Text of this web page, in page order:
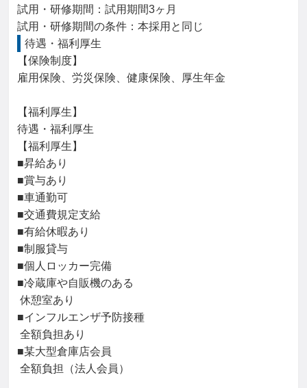
試用・研修期間：試用期間3ヶ月
待遇・福利厚生
【保険制度】
雇用保険、労災保険、健康保険、厚生年金
【福利厚生】
待遇・福利厚生
【福利厚生】
■昇給あり
■賞与あり
■車通勤可
■交通費規定支給
■有給休暇あり
■制服貸与
■個人ロッカー完備
■冷蔵庫や自販機のある
■インフルエンザ予防接種
■某大型倉庫店会員